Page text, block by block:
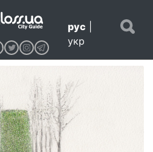
рус
укр